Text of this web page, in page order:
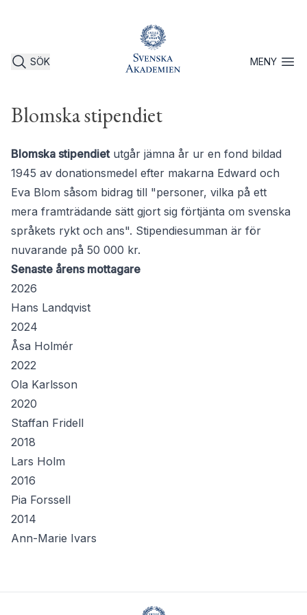
SÖK MENYÖppna
Blomska stipendiet
Blomska stipendietutgår jämna år ur en fond bildad
1945 av donationsmedel efter makarna Edward och
Eva Blom såsom bidrag till "personer, vilka på ett
mera framträdande sätt gjort sig förtjänta om svenska
språkets rykt och ans". Stipendiesumman är för
nuvarande på 50 000 kr.
Senaste årens mottagare
2026
Hans Landqvist
2024
Åsa Holmér
2022
Ola Karlsson
2020
Staffan Fridell
2018
Lars Holm
2016
Pia Forssell
2014
Ann-Marie Ivars